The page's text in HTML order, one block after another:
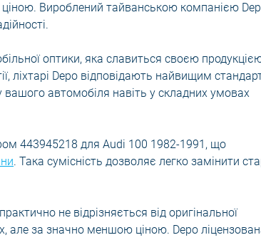
ціною. Вироблений тайванською компанією
оптики, яка славиться своєю
ліхтарі Depo відповідають найвищим
вашого автомобіля навіть у складних умовах
443945218 для Audi 100 1982-1991, що
. Така сумісність дозволяє легко замінити
не відрізняється від оригінальної
але за значно меншою ціною. Depo